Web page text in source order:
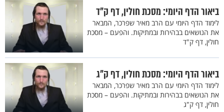
ביאור הדף היומי: מסכת חולין, דף ק"ד
לימוד הדף היומי עם הרב מאיר שפרכר, המבאר
את הנושאים בבהירות ובמתיקות. והפעם – מסכת
חולין, דף ק"ד
ביאור הדף היומי: מסכת חולין, דף ק"ג
לימוד הדף היומי עם הרב מאיר שפרכר, המבאר
את הנושאים בבהירות ובמתיקות. והפעם – מסכת
חולין, דף ק"ג